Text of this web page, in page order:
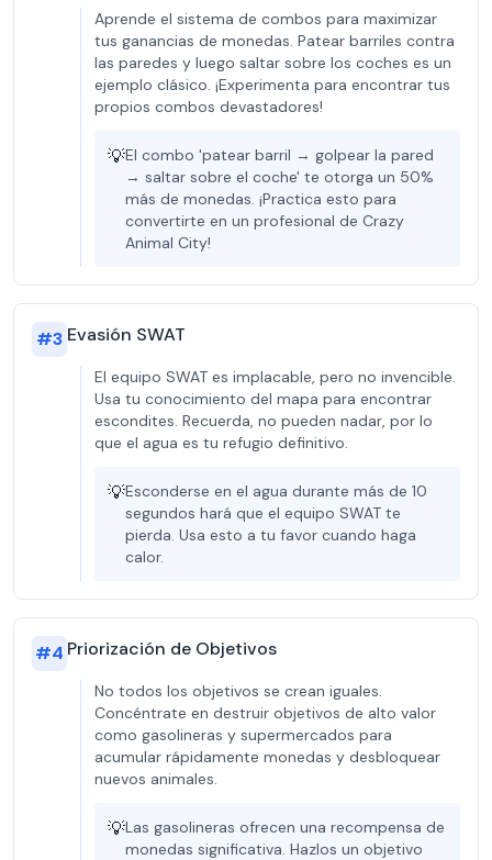
Aprende el sistema de combos para maximizar
tus ganancias de monedas. Patear barriles contra
las paredes y luego saltar sobre los coches es un
ejemplo clásico. ¡Experimenta para encontrar tus
propios combos devastadores!
💡El combo 'patear barril → golpear la pared
→ saltar sobre el coche' te otorga un 50%
más de monedas. ¡Practica esto para
convertirte en un profesional de Crazy
Animal City!
#3 Evasión SWAT
El equipo SWAT es implacable, pero no invencible.
Usa tu conocimiento del mapa para encontrar
escondites. Recuerda, no pueden nadar, por lo
que el agua es tu refugio definitivo.
💡Esconderse en el agua durante más de 10
segundos hará que el equipo SWAT te
pierda. Usa esto a tu favor cuando haga
calor.
#4 Priorización de Objetivos
No todos los objetivos se crean iguales.
Concéntrate en destruir objetivos de alto valor
como gasolineras y supermercados para
acumular rápidamente monedas y desbloquear
nuevos animales.
💡Las gasolineras ofrecen una recompensa de
monedas significativa. Hazlos un objetivo